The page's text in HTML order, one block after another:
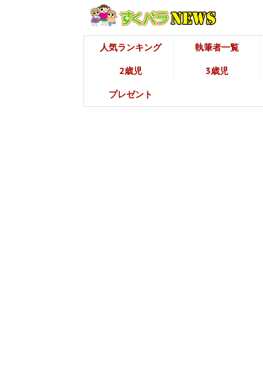
人気ランキング 執筆者一覧
2歳児 3歳児
プレゼント